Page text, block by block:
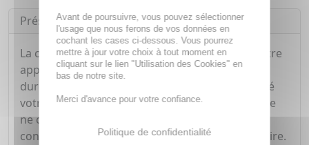
Présentation
La crème fixative Alodont Fix permet de fixer votre
appareil dentaire solidement et sur une longue
durée. Vous pouvez manger en toute tranquillité
votre repas chaud. Hypoallergénique, sa formule
ne contient pas de zinc, de colorant et de
conservateur. Elle n'altère pas la prothèse dentaire.
Avant de poursuivre, vous pouvez sélectionner
l'usage que nous ferons de vos données en
cochant les cases ci-dessous. Vous pourrez
mettre à jour votre choix à tout moment en
cliquant sur le lien "Utilisation des Cookies" en
bas de notre site.
Merci d'avance pour votre confiance.
Politique de confidentialité